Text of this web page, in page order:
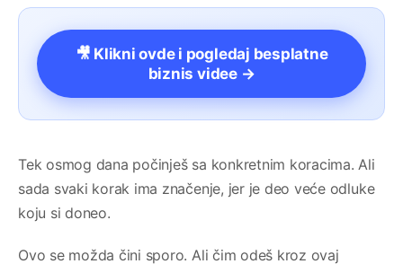
🎥 Klikni ovde i pogledaj besplatne
biznis videe →
Tek osmog dana počinješ sa konkretnim koracima. Ali
sada svaki korak ima značenje, jer je deo veće odluke
koju si doneo.
Ovo se možda čini sporo. Ali čim odeš kroz ovaj